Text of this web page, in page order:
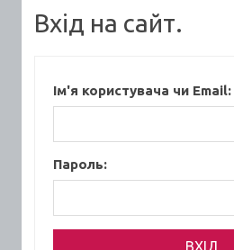
Вхід на сайт.
Ім'я користувача чи Email:
Пароль: